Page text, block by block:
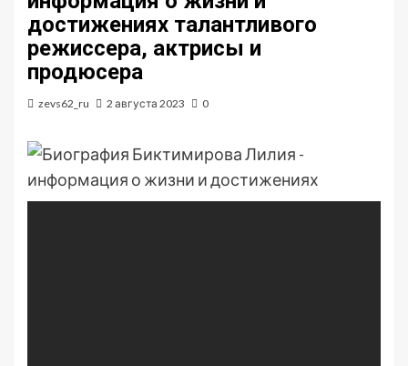
достижениях талантливого
режиссера, актрисы и
продюсера
zevs62_ru 2 августа 2023 0